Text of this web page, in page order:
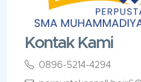
Kontak Kami
0896-5214-4294